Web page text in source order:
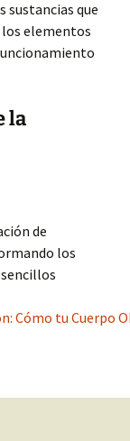
sustancias que
los elementos
la
de
los
Cómo tu Cuerpo